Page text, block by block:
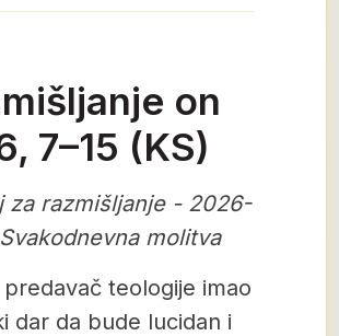
on
7–15 (KS)
za razmišljanje - 2026-
molitva
teologije imao
dar da bude lucidan i